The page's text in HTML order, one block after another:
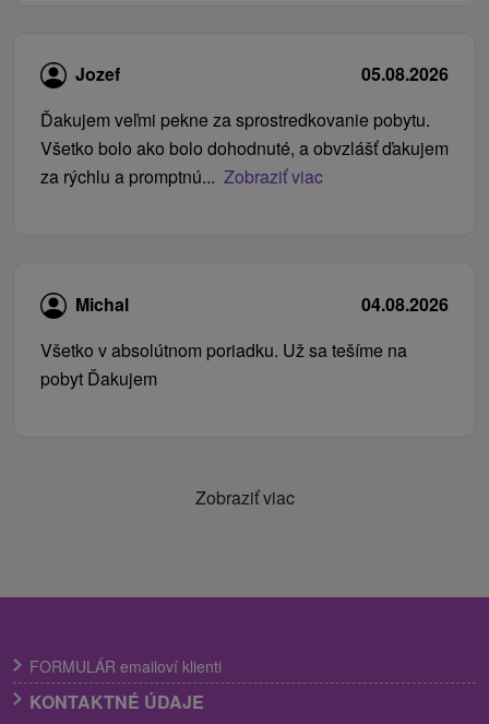
Jozef
05.08.2026
Ďakujem veľmi pekne za sprostredkovanie pobytu.
Všetko bolo ako bolo dohodnuté, a obvzlášť ďakujem
za rýchlu a promptnú... Zobraziť viac
Michal
04.08.2026
Všetko v absolútnom poriadku. Už sa tešíme na
pobyt Ďakujem
Zobraziť viac
FORMULÁR emailoví klienti
KONTAKTNÉ ÚDAJE